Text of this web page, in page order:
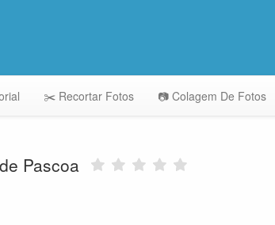
✂️ Recortar Fotos 📷 Colagem De Fotos
Pascoa